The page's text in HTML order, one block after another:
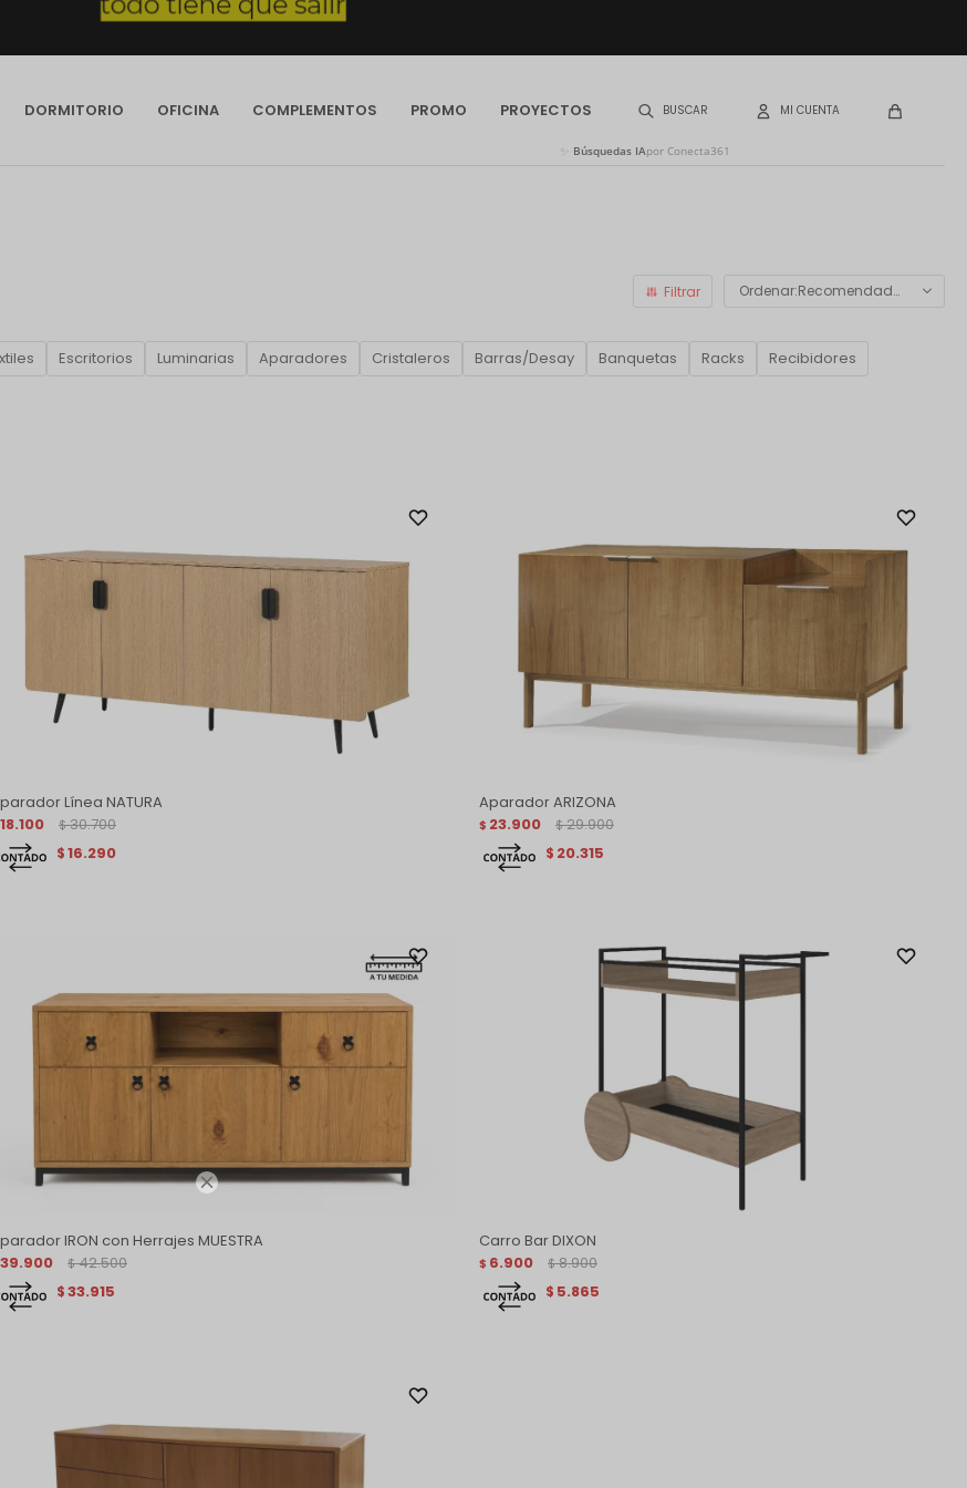

DORMITORIO OFICINA COMPLEMENTOS PROMO PROYECTOS
Búsquedas IApor Conecta361
Recomendados
Escritorios Luminarias Aparadores Cristaleros Barras/Desay Banquetas Racks
Recibidores
Línea NATURA
18.100 $ 30.700
$ 16.290
Aparador ARIZONA
$ 23.900 $ 29.900
$ 20.315
IRON con Herrajes MUESTRA
39.900 $ 42.500
$ 33.915
Carro Bar DIXON
$ 6.900 $ 8.900
$ 5.865